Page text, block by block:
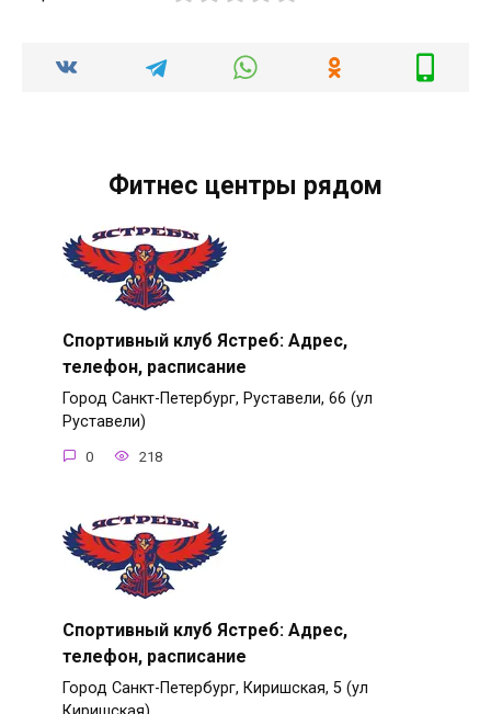
Фитнес центры рядом
Спортивный клуб Ястреб: Адрес,
телефон, расписание
Город Санкт-Петербург, Руставели, 66 (ул
Руставели)
0 218
Спортивный клуб Ястреб: Адрес,
телефон, расписание
Город Санкт-Петербург, Киришская, 5 (ул